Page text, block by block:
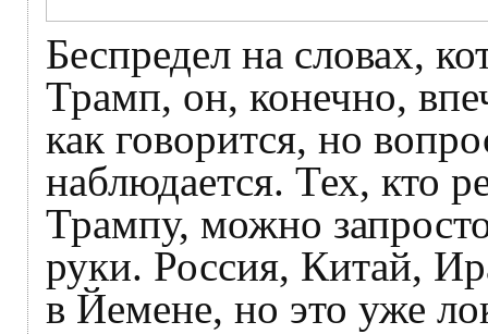
Беспредел на словах,
Трамп, он, конечно,
как говорится, но
наблюдается. Тех, кто
Трампу, можно
руки. Россия, Китай,
в Йемене, но это уже